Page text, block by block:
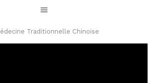
Traditionnelle Chinoise